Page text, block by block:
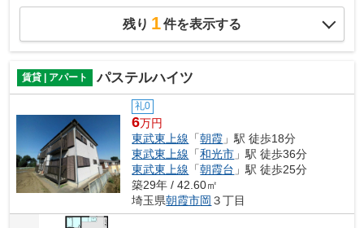
残り 1件を表示する
賃貸 | アパート パステルハイツ
礼0
6万円
東武東上線 「朝霞 」駅 徒歩18分
東武東上線 「和光市 」駅 徒歩36分
東武東上線 「朝霞台 」駅 徒歩25分
築29年 / 42.60㎡
埼玉県朝霞市岡 ３丁目